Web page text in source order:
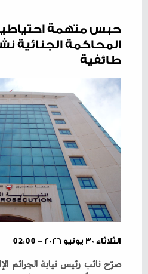
حبس متهمة احتياطيا
المحاكمة الجنائية
طائفية
الثلاثاء ٣٠ يونيو ٢٠٢٦ - 02:00